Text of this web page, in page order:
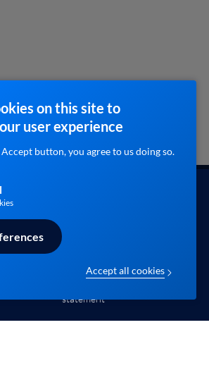
statement
on this site to
user experience
button, you agree to us doing so.
Accept all cookies